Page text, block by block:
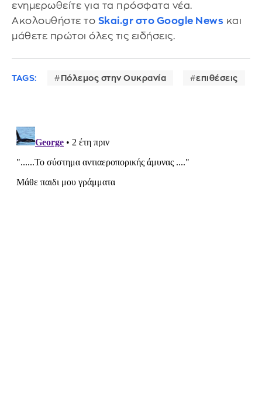
ενημερωθείτε για τα πρόσφατα νέα.
Ακολουθήστε το Skai.gr στο Google News και
μάθετε πρώτοι όλες τις ειδήσεις.
TAGS: Πόλεμος στην Ουκρανία επιθέσεις